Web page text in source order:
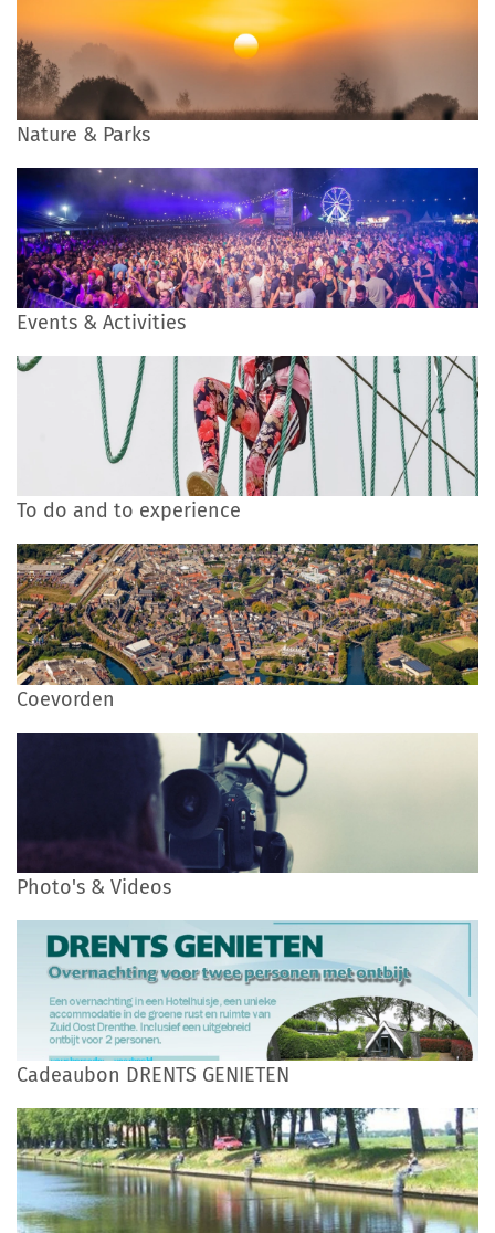
Nature & Parks
Events & Activities
To do and to experience
Coevorden
Photo's & Videos
Cadeaubon DRENTS GENIETEN